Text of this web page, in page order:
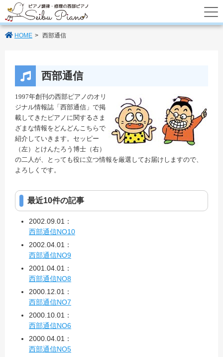
あなたのパートナーの西部ピアノでは調
HOME 西部通信
西部通信
1997年創刊の西部ピアノのオリ
ジナル情報誌「西部通信」で掲
載してきたピアノに関するさま
ざまな情報をどんどんこちらで
紹介していきます。セッピー
（左）とけんたろう博士（右）
の二人が、とっても役に立つ情報を厳選してお届けしますので、
よろしくです。
最近10件の記事
2002.09.01：
西部通信NO10
2002.04.01：
西部通信NO9
2001.04.01：
西部通信NO8
2000.12.01：
西部通信NO7
2000.10.01：
西部通信NO6
2000.04.01：
西部通信NO5